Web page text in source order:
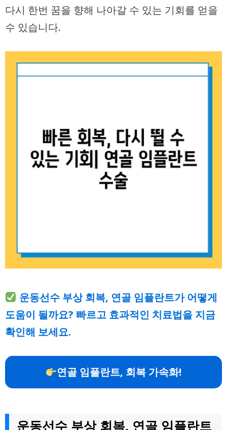
다시 한번 꿈을 향해 나아갈 수 있는 기회를 얻을
수 있습니다.
운동선수 부상 회복, 연골 임플란트가 어떻게
도움이 될까요? 빠르고 효과적인 치료법을 지금
확인해 보세요.
연골 임플란트, 회복 가속화!
운동선수 부상 회복, 연골 임플란트